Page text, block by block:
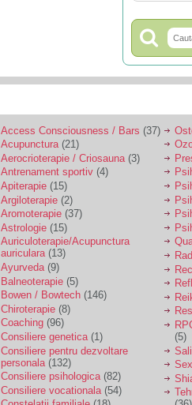
Access Consciousness / Bars (37)
Acupunctura(21)
Aerocrioterapie / Criosauna (3)
Antrenament sportiv (4)
Apiterapie (15)
Argiloterapie (2)
Aromoterapie (37)
Astrologie (15)
Auriculoterapie/Acupunctura
auriculara(13)
Ayurveda (9)
Balneoterapie (5)
Bowen / Bowtech (146)
Chiroterapie (8)
Coaching (96)
Consiliere genetica (1)
Consiliere pentru dezvoltare
personala (132)
Consiliere psihologica(82)
Consiliere vocationala (54)
(5)